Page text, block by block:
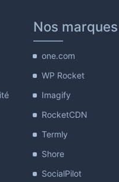
Nos marques
one.com
WP Rocket
Imagify
RocketCDN
Termly
Shore
SocialPilot